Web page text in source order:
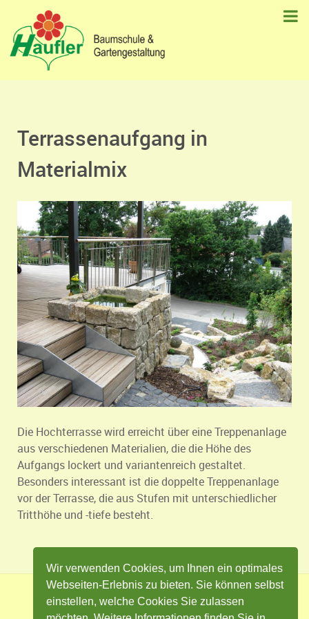
Wir verwenden Cookies, um Ihnen ein optimales
Webseiten-Erlebnis zu bieten. Sie können selbst
einstellen, welche Cookies Sie zulassen
Terrassenaufgang in
Materialmix
Die Hochterrasse wird erreicht über eine Treppenanlage
aus verschiedenen Materialien, die die Höhe des
Aufgangs lockert und variantenreich gestaltet.
Besonders interessant ist die doppelte Treppenanlage
vor der Terrasse, die aus Stufen mit unterschiedlicher
Tritthöhe und -tiefe besteht.